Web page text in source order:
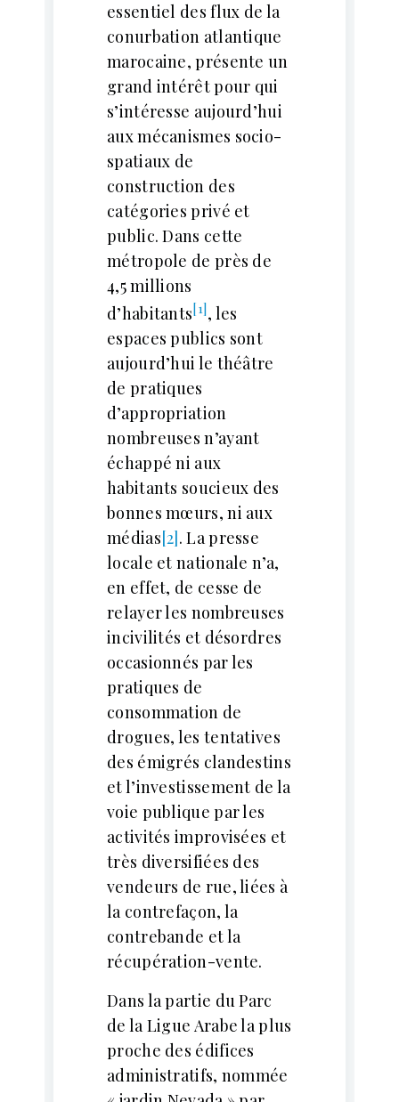
essentiel des flux de la
conurbation atlantique
marocaine, présente un
grand intérêt pour qui
s’intéresse aujourd’hui
aux mécanismes socio-
spatiaux de
construction des
catégories privé et
public. Dans cette
métropole de près de
4,5 millions
d’habitants[1], les
espaces publics sont
aujourd’hui le théâtre
de pratiques
d’appropriation
nombreuses n’ayant
échappé ni aux
habitants soucieux des
bonnes mœurs, ni aux
médias[2]. La presse
locale et nationale n’a,
en effet, de cesse de
relayer les nombreuses
incivilités et désordres
occasionnés par les
pratiques de
consommation de
drogues, les tentatives
des émigrés clandestins
et l’investissement de la
voie publique par les
activités improvisées et
très diversifiées des
vendeurs de rue, liées à
la contrefaçon, la
contrebande et la
récupération-vente.
Dans la partie du Parc
de la Ligue Arabe la plus
proche des édifices
administratifs, nommée